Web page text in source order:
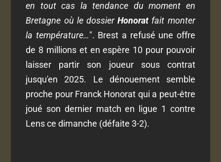
en tout cas la tendance du moment en
Bretagne où le dossierHonoratfait monter
la température…". Brest a refusé une offre
de 8 millions et en espère 10 pour pouvoir
laisser partir son joueur sous contrat
jusqu'en 2025. Le dénouement semble
proche pour Franck Honorat qui a peut-être
joué son dernier match en ligue 1 contre
Lens ce dimanche (défaite 3-2).